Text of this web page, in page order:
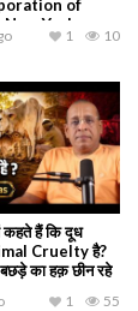
of
York
10
1
कहते हैं कि दूध
Cruelty है?
का हक़ छीन रहे
55
1